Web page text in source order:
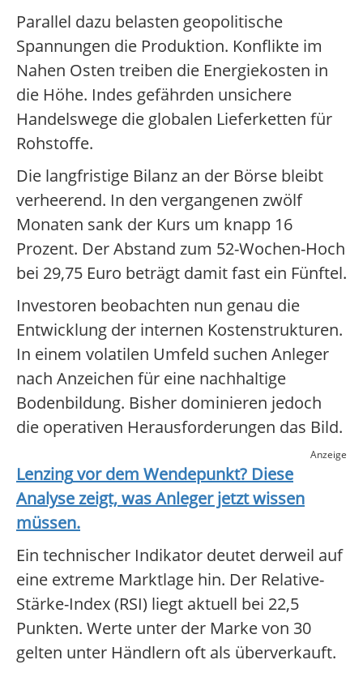
Parallel dazu belasten geopolitische
Spannungen die Produktion. Konflikte im
Nahen Osten treiben die Energiekosten in
die Höhe. Indes gefährden unsichere
Handelswege die globalen Lieferketten für
Rohstoffe.
Die langfristige Bilanz an der Börse bleibt
verheerend. In den vergangenen zwölf
Monaten sank der Kurs um knapp 16
Prozent. Der Abstand zum 52-Wochen-Hoch
bei 29,75 Euro beträgt damit fast ein Fünftel.
Investoren beobachten nun genau die
Entwicklung der internen Kostenstrukturen.
In einem volatilen Umfeld suchen Anleger
nach Anzeichen für eine nachhaltige
Bodenbildung. Bisher dominieren jedoch
die operativen Herausforderungen das Bild.
Anzeige
Lenzingvor dem Wendepunkt? Diese
Analyse zeigt, was Anleger jetzt wissen
müssen.
Ein technischer Indikator deutet derweil auf
eine extreme Marktlage hin. Der Relative-
Stärke-Index (RSI) liegt aktuell bei 22,5
Punkten. Werte unter der Marke von 30
gelten unter Händlern oft als überverkauft.